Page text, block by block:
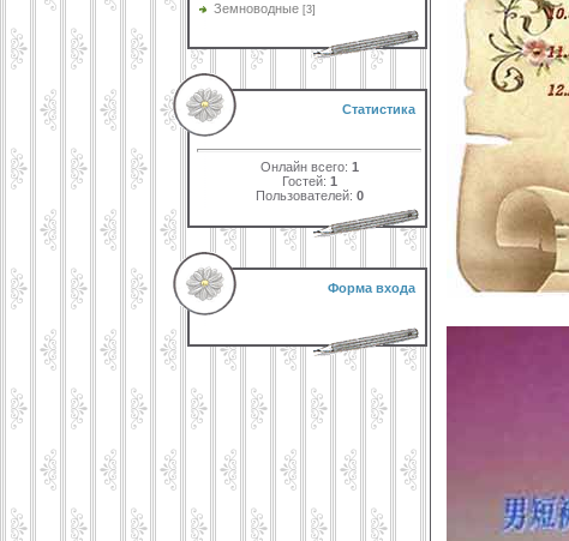
Земноводные [3]
Статистика
Онлайн всего: 1
Гостей: 1
Пользователей: 0
Форма входа